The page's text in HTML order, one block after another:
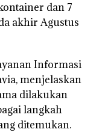
dan 7
akhir Agustus
Informasi
menjelaskan
dilakukan
langkah
ditemukan.